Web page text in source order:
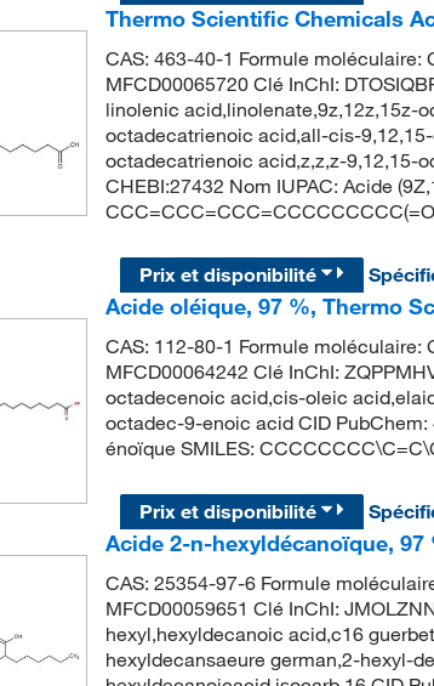
Thermo Scientific Chemicals
CAS: 463-40-1 Formule moléculaire:
MFCD00065720 Clé InChI:
linolenic acid,linolenate,9z,12z,15z-
octadecatrienoic acid,all-cis-
octadecatrienoic acid,z,z,z-9,12,15-
CHEBI:27432 Nom IUPAC: Acide
Prix et disponibilité
Acide oléique, 97 %, Thermo
CAS: 112-80-1 Formule moléculaire:
MFCD00064242 Clé InChI:
octadecenoic acid,cis-oleic
octadec-9-enoic acid CID
énoïque SMILES:
Prix et disponibilité
Acide 2-n-hexyldécanoïque,
CAS: 25354-97-6 Formule
MFCD00059651 Clé InChI:
hexyl,hexyldecanoic acid,c16
hexyldecansaeure german,2-hexyl-